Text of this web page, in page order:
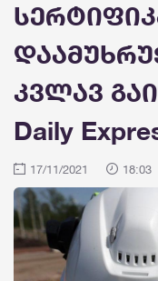
კვლავ
Daily
17/11/2021 18:03